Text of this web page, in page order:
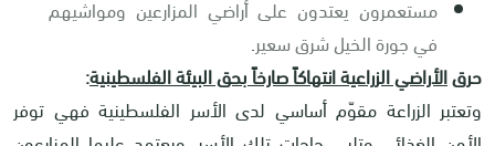
مستعمرون يعتدون على أراضي المزارعين ومواشيهم
في جورة الخيل شرق سعير.
حرقالأراضي الزراعية انتهاكاً صارخاً بحق البيئة الفلسطينية:
وتعتبر الزراعة مقوّم أساسي لدى الأسر الفلسطينية فهي توفر